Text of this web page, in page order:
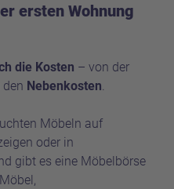
ersten Wohnung
die Kosten – von der
Nebenkosten.
Möbeln auf
oder in
gibt es eine Möbelbörse